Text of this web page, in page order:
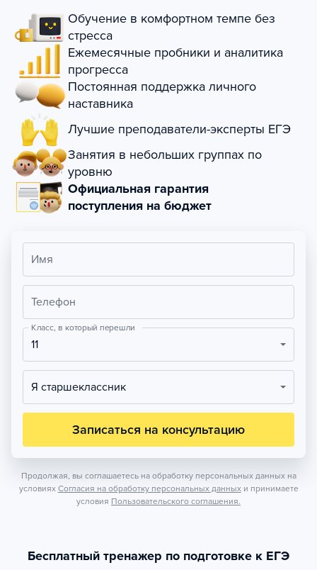
Обучение в комфортном темпе без
стресса
Ежемесячные пробники и аналитика
прогресса
Постоянная поддержка личного
наставника
Лучшие преподаватели-эксперты ЕГЭ
Занятия в небольших группах по
уровню
Официальная гарантия
поступления на бюджет
Имя
Телефон
Класс, в который перешли
11
Я старшеклассник
Записаться на консультацию
Продолжая, вы соглашаетесь на обработку персональных данных на
условиях Согласия на обработку персональных данных и принимаете
условия Пользовательского соглашения.
Бесплатный тренажер по подготовке к ЕГЭ